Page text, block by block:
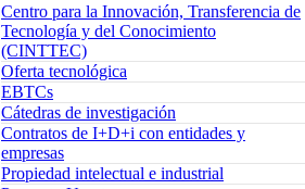
Centro para la Innovación, Transferencia de
Tecnología y del Conocimiento
(CINTTEC)
Oferta tecnológica
EBTCs
Cátedras de investigación
Contratos de I+D+i con entidades y
empresas
Propiedad intelectual e industrial